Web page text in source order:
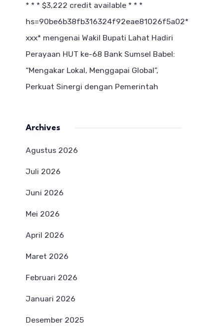
* * * $3,222 credit available * * *
hs=90be6b38fb316324f92eae81026f5a02*
ххх* mengenai Wakil Bupati Lahat Hadiri
Perayaan HUT ke-68 Bank Sumsel Babel:
“Mengakar Lokal, Menggapai Global”,
Perkuat Sinergi dengan Pemerintah
Archives
Agustus 2026
Juli 2026
Juni 2026
Mei 2026
April 2026
Maret 2026
Februari 2026
Januari 2026
Desember 2025